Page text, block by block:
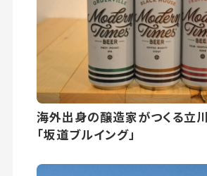
海外出身の醸造家がつくる立
「坂道ブルイング」